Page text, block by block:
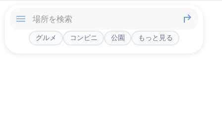
グルメ コンビニ 公園 もっと見る